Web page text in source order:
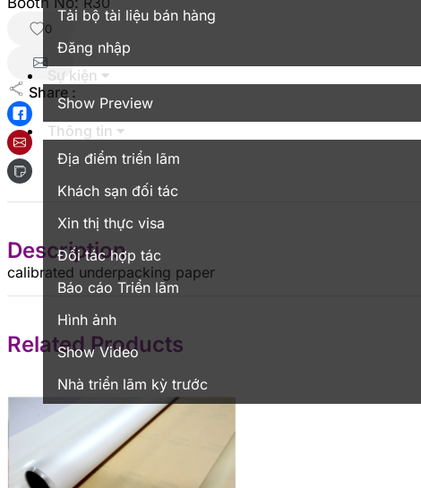
Tải bộ tài liệu bán hàng
Đăng nhập
Sự kiện
Show Preview
Thông tin
Địa điểm triển lãm
Khách sạn đối tác
Xin thị thực visa
Đối tác hợp tác
Báo cáo Triển lãm
Hình ảnh
Show Video
Nhà triển lãm kỳ trước
0
Share :
Description
calibrated underpacking paper
Related Products